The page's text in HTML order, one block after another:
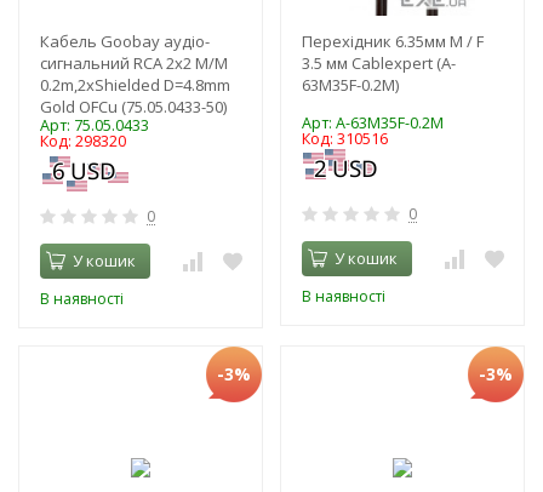
Кабель Goobay аудіо-
сигнальний RCA 2x2 M/M
0.2m,2xShielded D=4.8mm
Gold OFCu (75.05.0433-50)
Арт: 75.05.0433
Код: 298320
0
У кошик
В наявності
Перехідник 6.35мм M / F
3.5 мм Cablexpert (A-
63M35F-0.2M)
Арт: A-63M35F-0.2M
Код: 310516
0
У кошик
В наявності
-3% -3%